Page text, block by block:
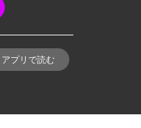
アプリで読む